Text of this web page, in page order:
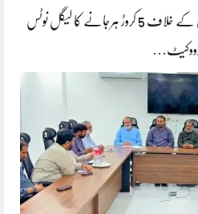
لیسکو SDO مزنگ محمد علی ریاض کے خلاف 5 کروڑ ہرجانے کا لیگل نوٹس